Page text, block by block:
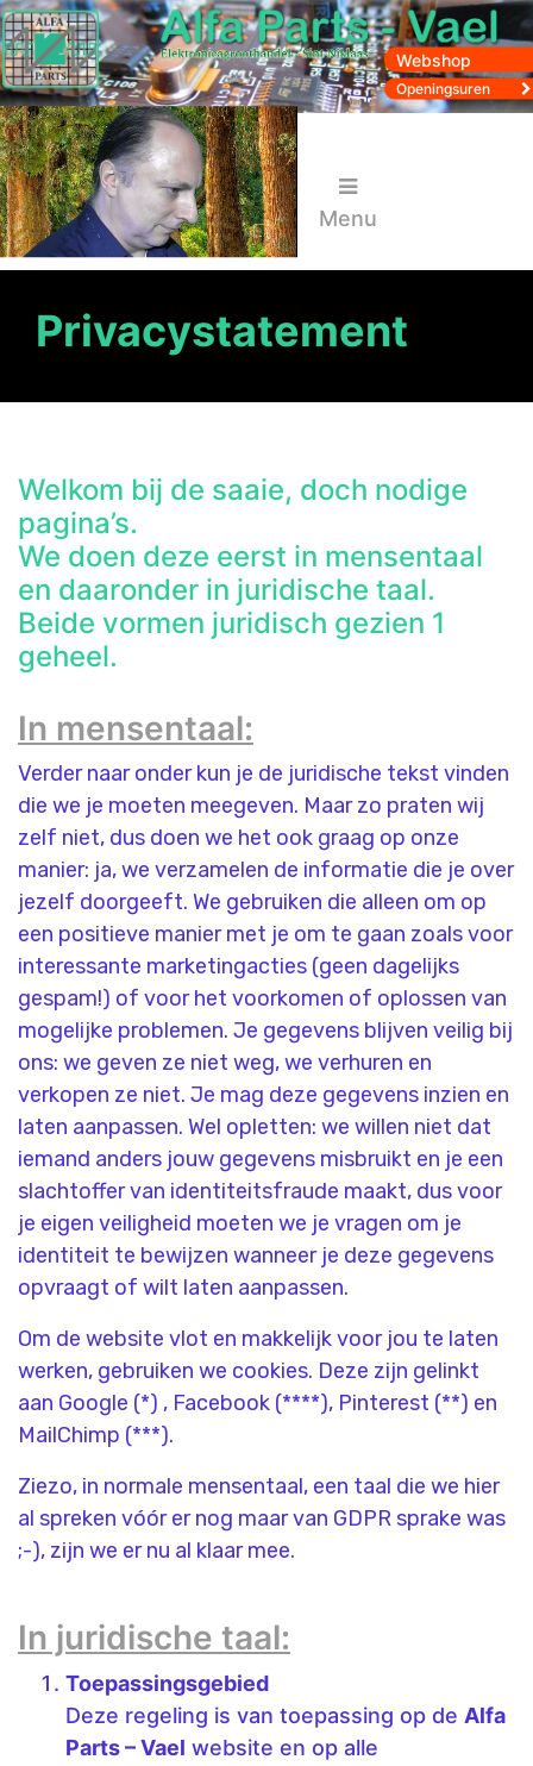
Webshop
Openingsuren
Menu
Privacystatement
Welkom bij de saaie, doch nodige
pagina’s.
We doen deze eerst in mensentaal
en daaronder in juridische taal.
Beide vormen juridisch gezien 1
geheel.
In mensentaal:
Verder naar onder kun je de juridische tekst vinden
die we je moeten meegeven. Maar zo praten wij
zelf niet, dus doen we het ook graag op onze
manier: ja, we verzamelen de informatie die je over
jezelf doorgeeft. We gebruiken die alleen om op
een positieve manier met je om te gaan zoals voor
interessante marketingacties (geen dagelijks
gespam!) of voor het voorkomen of oplossen van
mogelijke problemen. Je gegevens blijven veilig bij
ons: we geven ze niet weg, we verhuren en
verkopen ze niet. Je mag deze gegevens inzien en
laten aanpassen. Wel opletten: we willen niet dat
iemand anders jouw gegevens misbruikt en je een
slachtoffer van identiteitsfraude maakt, dus voor
je eigen veiligheid moeten we je vragen om je
identiteit te bewijzen wanneer je deze gegevens
opvraagt of wilt laten aanpassen.
Om de website vlot en makkelijk voor jou te laten
werken, gebruiken we cookies. Deze zijn gelinkt
aan Google (*) , Facebook (****), Pinterest (**) en
MailChimp (***).
Ziezo, in normale mensentaal, een taal die we hier
al spreken vóór er nog maar van GDPR sprake was
;-), zijn we er nu al klaar mee.
In juridische taal:
Toepassingsgebied
Deze regeling is van toepassing op de Alfa
Parts – Vael website en op alle